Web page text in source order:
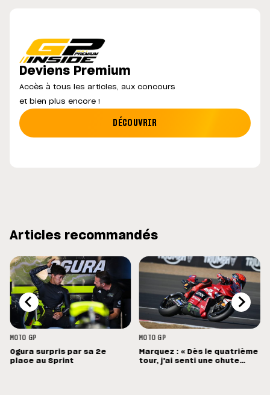
Deviens Premium
Accès à tous les articles, aux concours
et bien plus encore !
DÉCOUVRIR
Articles recommandés
MOTO GP
Ogura surpris par sa 2e
place au Sprint
MOTO GP
Marquez : « Dès le quatrième
tour, j'ai senti une chute